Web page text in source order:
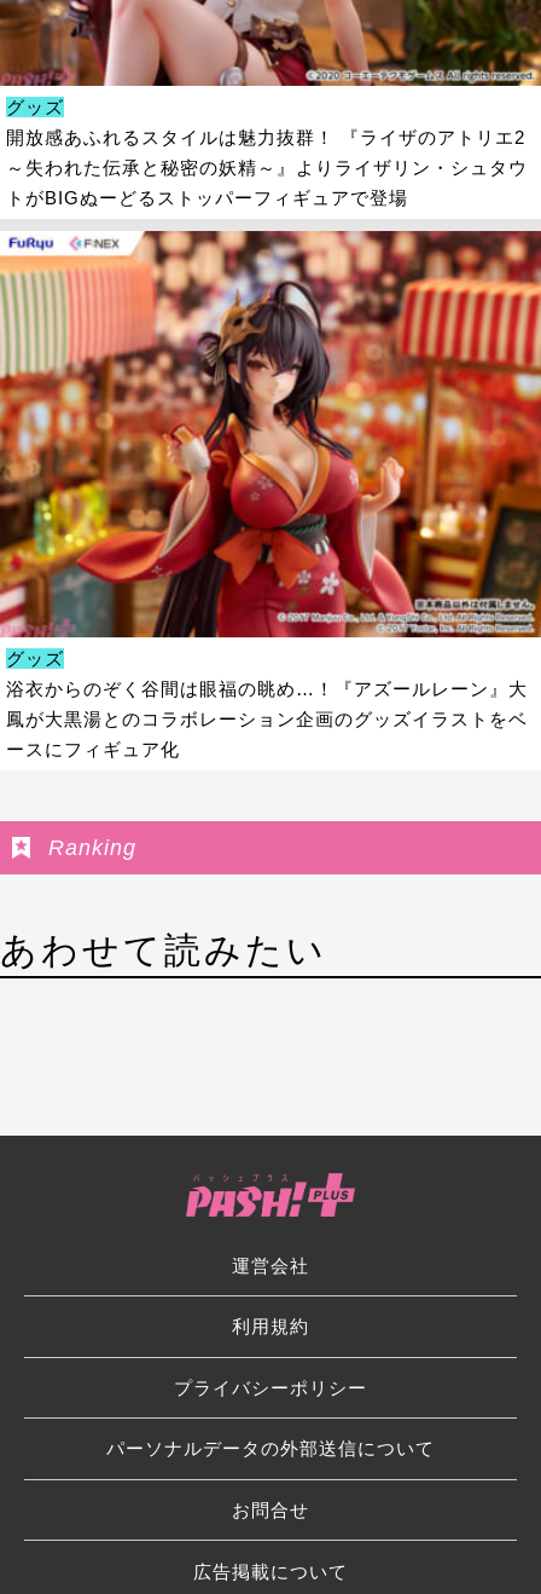
グッズ
開放感あふれるスタイルは魅力抜群！ 『ライザのアトリエ2
～失われた伝承と秘密の妖精～』よりライザリン・シュタウ
トがBIGぬーどるストッパーフィギュアで登場
グッズ
浴衣からのぞく谷間は眼福の眺め…！『アズールレーン』大
鳳が大黒湯とのコラボレーション企画のグッズイラストをベ
ースにフィギュア化
Ranking
あわせて読みたい
運営会社
利用規約
プライバシーポリシー
パーソナルデータの外部送信について
お問合せ
広告掲載について